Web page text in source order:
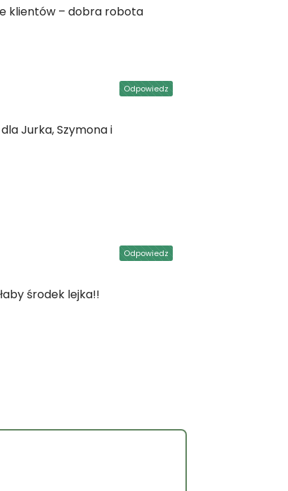
klientów – dobra robota
Jurka, Szymona i
Odpowiedz
środek lejka!!
Odpowiedz